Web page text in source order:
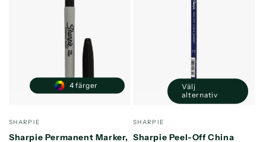
Säljare:
SHARPIE
Sharpie Permanent Marker,
4 färger
Säljare:
SHARPIE
Sharpie Peel-Off China
Välj
alternativ